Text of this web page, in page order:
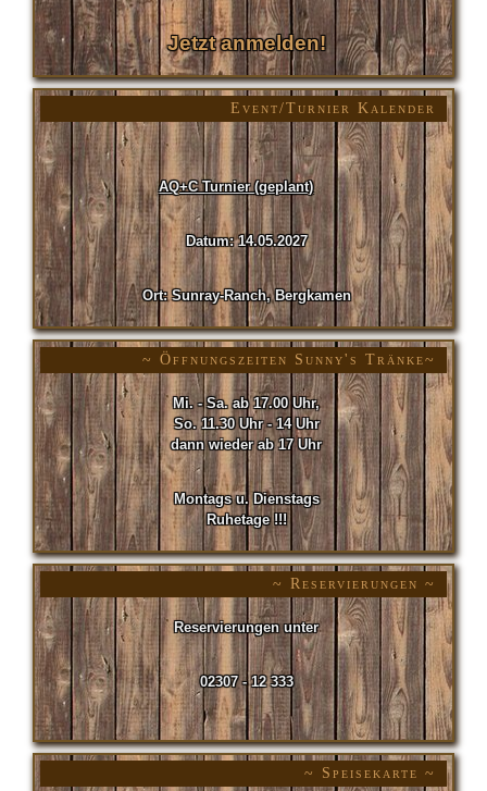
Jetzt anmelden!
Event/Turnier Kalender
AQ+C Turnier (geplant)
Datum: 14.05.2027
Ort: Sunray-Ranch, Bergkamen
~ Öffnungszeiten Sunny's Tränke~
Mi. - Sa. ab 17.00 Uhr,
So. 11.30 Uhr - 14 Uhr
dann wieder ab 17 Uhr
Montags u. Dienstags
Ruhetage !!!
~ Reservierungen ~
Reservierungen unter
02307 - 12 333
~ Speisekarte ~